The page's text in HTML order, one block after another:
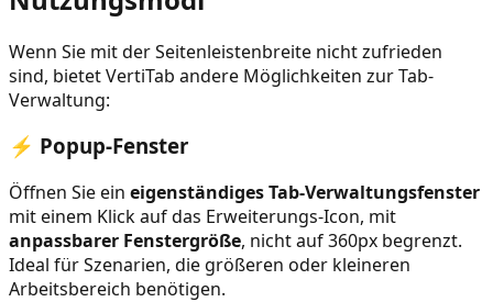
Wenn Sie mit der Seitenleistenbreite nicht zufrieden
sind, bietet VertiTab andere Möglichkeiten zur Tab-
Verwaltung:
⚡ Popup-Fenster
Öffnen Sie ein eigenständiges Tab-Verwaltungsfenster
mit einem Klick auf das Erweiterungs-Icon, mit
anpassbarer Fenstergröße, nicht auf 360px begrenzt.
Ideal für Szenarien, die größeren oder kleineren
Arbeitsbereich benötigen.